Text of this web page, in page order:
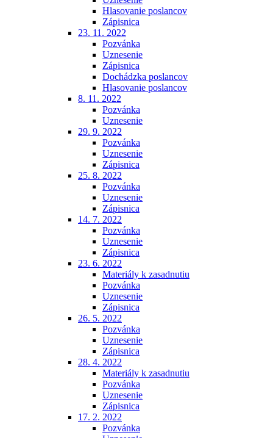
Hlasovanie poslancov
Zápisnica
23. 11. 2022
Pozvánka
Uznesenie
Zápisnica
Dochádzka poslancov
Hlasovanie poslancov
8. 11. 2022
Pozvánka
Uznesenie
29. 9. 2022
Pozvánka
Uznesenie
Zápisnica
25. 8. 2022
Pozvánka
Uznesenie
Zápisnica
14. 7. 2022
Pozvánka
Uznesenie
Zápisnica
23. 6. 2022
Materiály k zasadnutiu
Pozvánka
Uznesenie
Zápisnica
26. 5. 2022
Pozvánka
Uznesenie
Zápisnica
28. 4. 2022
Materiály k zasadnutiu
Pozvánka
Uznesenie
Zápisnica
17. 2. 2022
Pozvánka